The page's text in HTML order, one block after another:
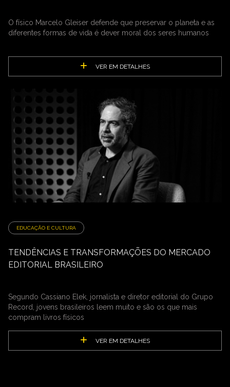
O físico Marcelo Gleiser defende que preservar o planeta e as
diferentes formas de vida é dever moral dos seres humanos
VER EM DETALHES
EDUCAÇÃO E CULTURA
TENDÊNCIAS E TRANSFORMAÇÕES DO MERCADO
EDITORIAL BRASILEIRO
Segundo Cassiano Elek, jornalista e diretor editorial do Grupo
Record, jovens brasileiros leem muito e são os que mais
compram livros físicos
VER EM DETALHES